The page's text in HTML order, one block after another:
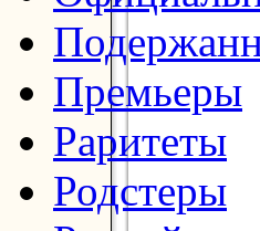
Премьеры
Раритеты
Родстеры